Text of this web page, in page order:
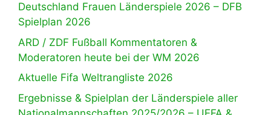
Deutschland Frauen Länderspiele 2026 – DFB
Spielplan 2026
ARD / ZDF Fußball Kommentatoren &
Moderatoren heute bei der WM 2026
Aktuelle Fifa Weltrangliste 2026
Ergebnisse & Spielplan der Länderspiele aller